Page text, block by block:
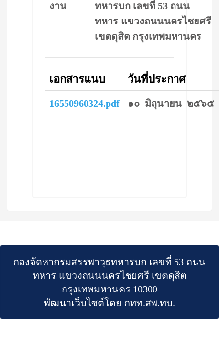
งาน
ทหารบก เลขที่ 53 ถนน
ทหาร แขวงถนนนครไชยศรี
เขตดุสิต กรุงเทพมหานคร
เอกสารแนบ วันที่ประกาศ
16550960324.pdf ๑๐ มิถุนายน ๒๕๖๕
กองจัดหากรมสรรพาวุธทหารบก เลขที่ 53 ถนน
ทหาร แขวงถนนนครไชยศรี เขตดุสิต
กรุงเทพมหานคร 10300
พัฒนาเว็บไซต์โดย กทท.สพ.ทบ.